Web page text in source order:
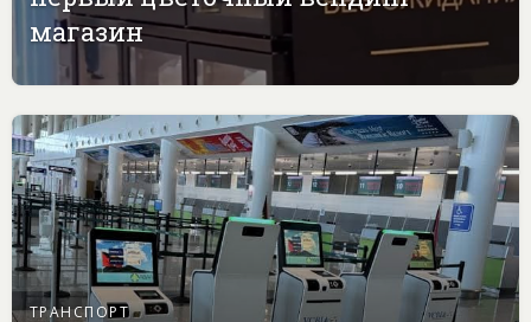
магазин
ТРАНСПОРТ